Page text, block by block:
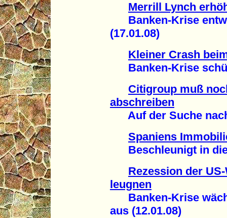
Merrill Lynch
Banken-Krise
(17.01.08)
Kleiner Crash
Banken-Krise
Citigroup muß
abschreiben
Auf der Suche
Spaniens
Beschleunigt in die
Rezession der
leugnen
Banken-Krise
aus (12.01.08)